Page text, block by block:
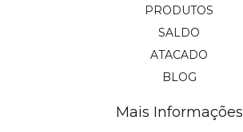
PRODUTOS
SALDO
ATACADO
BLOG
Mais Informações